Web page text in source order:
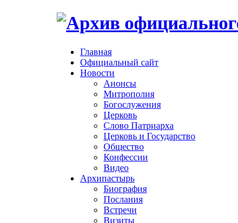
Главная
Официальный сайт
Новости
Анонсы
Митрополия
Богослужения
Церковь
Слово Патриарха
Церковь и Государство
Общество
Конфессии
Видео
Архипастырь
Биография
Послания
Встречи
Визиты